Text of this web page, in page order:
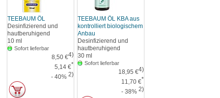
TEEBAUM ÖL
Desinfizierend und
hautberuhigend
10ml
Sofort lieferbar
8,50 €4)
5,14 €*
- 40%2)
TEEBAUM ÖL KBA aus
kontrolliert biologischem
Anbau
Desinfizierend und
hautberuhigend
30ml
Sofort lieferbar
18,95 €4)
11,70 €*
- 38%2)